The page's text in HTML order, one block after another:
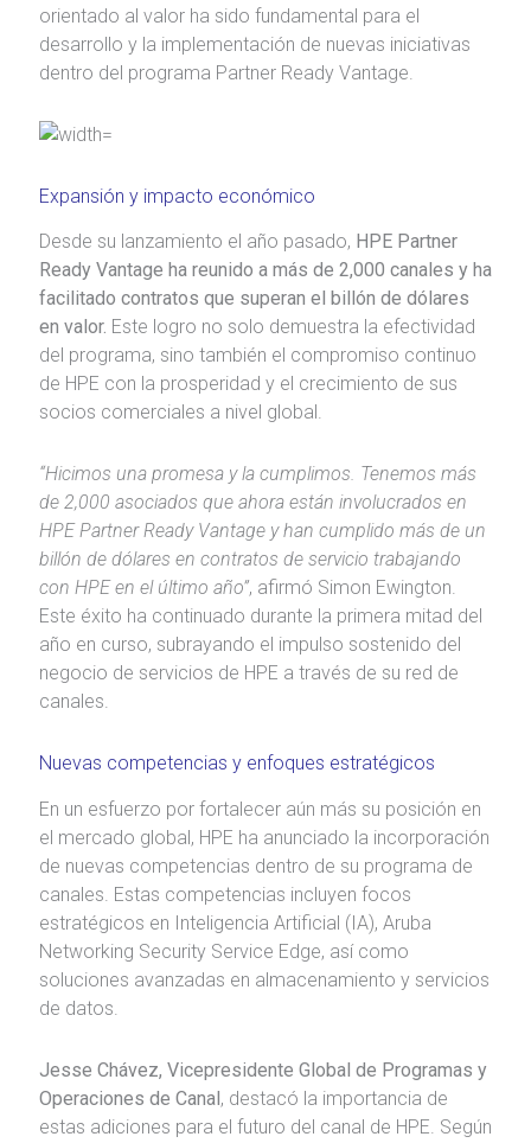
orientado al valor ha sido fundamental para el
desarrollo y la implementación de nuevas iniciativas
dentro del programa Partner Ready Vantage.
Expansión y impacto económico
Desde su lanzamiento el año pasado, HPE Partner
Ready Vantage ha reunido a más de 2,000 canales y ha
facilitado contratos que superan el billón de dólares
en valor. Este logro no solo demuestra la efectividad
del programa, sino también el compromiso continuo
de HPE con la prosperidad y el crecimiento de sus
socios comerciales a nivel global.
“Hicimos una promesa y la cumplimos. Tenemos más
de 2,000 asociados que ahora están involucrados en
HPE Partner Ready Vantage y han cumplido más de un
billón de dólares en contratos de servicio trabajando
con HPE en el último año”, afirmó Simon Ewington.
Este éxito ha continuado durante la primera mitad del
año en curso, subrayando el impulso sostenido del
negocio de servicios de HPE a través de su red de
canales.
Nuevas competencias y enfoques estratégicos
En un esfuerzo por fortalecer aún más su posición en
el mercado global, HPE ha anunciado la incorporación
de nuevas competencias dentro de su programa de
canales. Estas competencias incluyen focos
estratégicos en Inteligencia Artificial (IA), Aruba
Networking Security Service Edge, así como
soluciones avanzadas en almacenamiento y servicios
de datos.
Jesse Chávez, Vicepresidente Global de Programas y
Operaciones de Canal, destacó la importancia de
estas adiciones para el futuro del canal de HPE. Según